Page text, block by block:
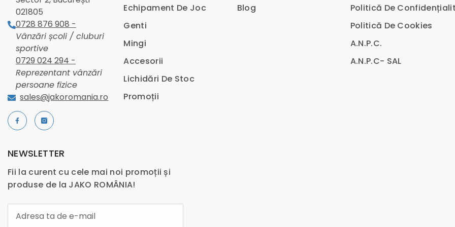
021805
0728 876 908 -
Vânzări școli / cluburi
sportive
0729 024 294 -
Reprezentant vânzări
persoane fizice
sales@jakoromania.ro
Echipament De Joc
Genti
Mingi
Accesorii
Lichidări De Stoc
Promoții
Blog
Politică De
Politică De Cookies
A.N.P.C.
A.N.P.C- SAL
NEWSLETTER
Fii la curent cu cele mai noi promoții și
produse de la JAKO ROMÂNIA!